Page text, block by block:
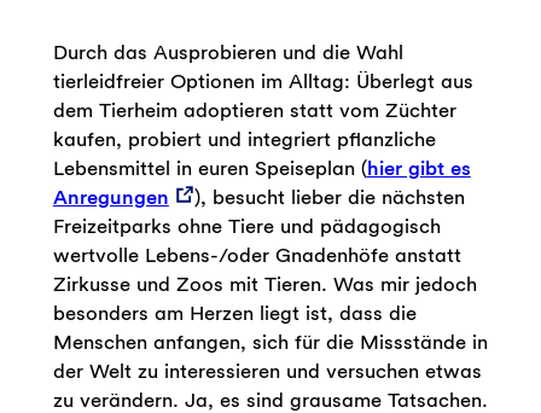
Durch das Ausprobieren und die Wahl
tierleidfreier Optionen im Alltag: Überlegt aus
dem Tierheim adoptieren statt vom Züchter
kaufen, probiert und integriert pflanzliche
Lebensmittel in euren Speiseplan (hier gibt es
Anregungen
), besucht lieber die nächsten
Freizeitparks ohne Tiere und pädagogisch
wertvolle Lebens-/oder Gnadenhöfe anstatt
Zirkusse und Zoos mit Tieren. Was mir jedoch
besonders am Herzen liegt ist, dass die
Menschen anfangen, sich für die Missstände in
der Welt zu interessieren und versuchen etwas
zu verändern. Ja, es sind grausame Tatsachen.